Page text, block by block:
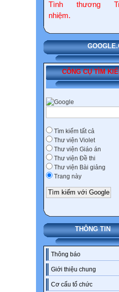
Tình thương
nhiệm.
GOOGLE.COM
CÔNG CỤ TÌM
Tìm kiếm tất cả
Thư viện Violet
Thư viện Giáo án
Thư viện Đề thi
Thư viện Bài giảng
Trang này
THÔNG TIN
Thông báo
Giới thiệu chung
Cơ cấu tổ chức